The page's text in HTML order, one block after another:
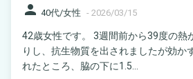
person 40代/女性 - 2026/03/15
42歳女性です。 3週間前から39度の熱
りし、抗生物質を出されましたが効か
れたところ、脇の下に1.5...